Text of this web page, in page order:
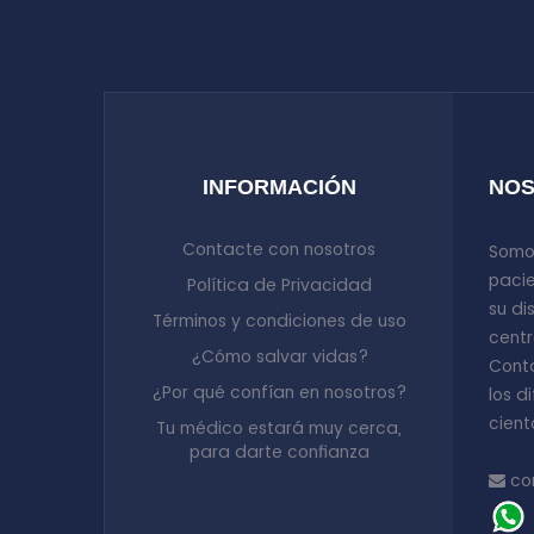
INFORMACIÓN
Contacte con nosotros
Política de Privacidad
Términos y condiciones de uso
¿Cómo salvar vidas?
¿Por qué confían en nosotros?
Tu médico estará muy cerca,
para darte confianza
su
los